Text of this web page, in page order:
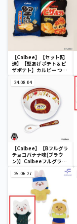
【Calbee】【セット配
送】【堅あげポテト＆ピ
ザポテト】カルビー つな
ッション～堅あげポテト
＆ピザポテト～
24.08.04
【Calbee】【Bフルグラ
チョコバナナ味(ブラウ
ン)】Calbeeフルグラ朝
25.06.27